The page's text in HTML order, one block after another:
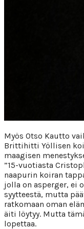
Myös Otso Kautto
Brittihitti Yöllisen
maagisen
”15-vuotiasta
naapurin koiran
jolla on asperger, ei
syytteestä, mutta
ratkomaan oman
äiti löytyy. Mutta
lopettaa.